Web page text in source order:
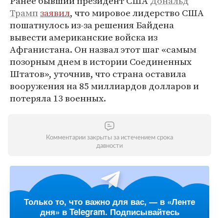
Трампзаявил, что мировое лидерство США
пошатнулось из-за решения Байдена
вывести американские войска из
Афганистана. Он назвал этот шаг «самым
позорным днем в истории Соединенных
Штатов», уточнив, что страна оставила
вооружения на 85 миллиардов долларов и
потеряла 13 военных.
Комментарии закрыты за истечением срока
давности
Только то, что важно для вас, — в «Ленте
дня» в Telegram. Подписывайтесь